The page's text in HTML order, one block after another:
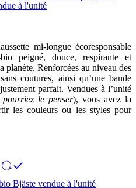
mi-longue écoresponsable
peigné, douce, respirante et
planète. Renforcées au niveau des
coutures, ainsi qu’une bande
parfait. Vendues à l’unité
le penser), vous avez la
les couleurs ou les styles pour